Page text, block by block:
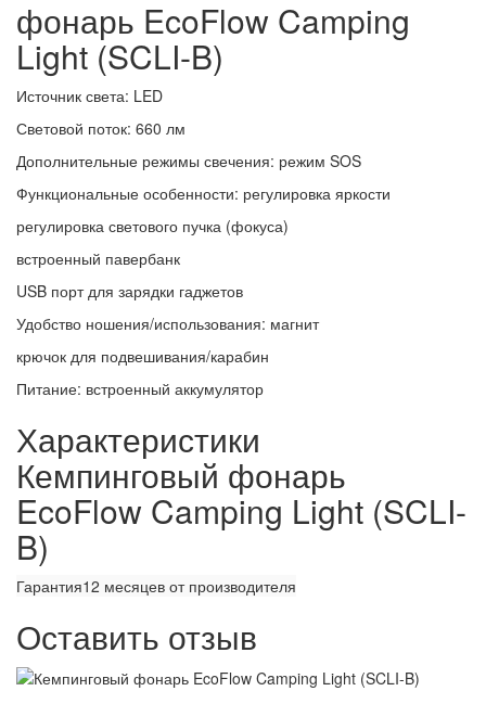
фонарь EcoFlow Camping
Light (SCLI-B)
Источник света: LED
Световой поток: 660 лм
Дополнительные режимы свечения: режим SOS
Функциональные особенности: регулировка яркости
регулировка светового пучка (фокуса)
встроенный павербанк
USB порт для зарядки гаджетов
Удобство ношения/использования: магнит
крючок для подвешивания/карабин
Питание: встроенный аккумулятор
Характеристики
Кемпинговый фонарь
EcoFlow Camping Light (SCLI-
B)
Гарантия12 месяцев от производителя
Оставить отзыв